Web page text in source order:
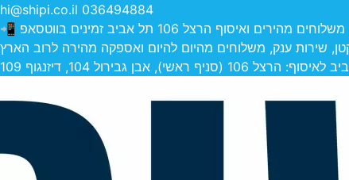
036494884
hi@shipi.co.il
ואיסוף הרצל 106 תל אביב זמינים בווטסאפ 📲
שירות ענק, משלוחים מהיום להיום ואספקה מהירה לרוב הארץ
ראשי), אבן גבירול 104, דיזנגוף 109